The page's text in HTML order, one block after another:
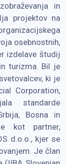
in
projektov na
osebnostnih,
izdelave študij
turizma. Bil je
ki je
Corporation,
standarde
Bosna in
kot partner,
d.o.o., kjer se
Je član